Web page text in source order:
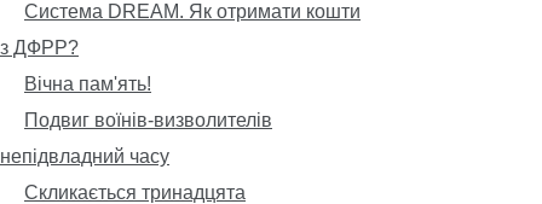
Система DREAM. Як отримати кошти
з ДФРР?
Вічна пам'ять!
Подвиг воїнів-визволителів
непідвладний часу
Скликається тринадцята